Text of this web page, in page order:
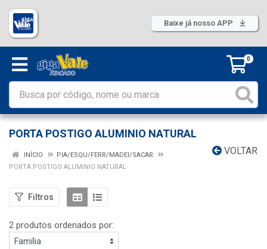
Baixe já nosso APP
0
PORTA POSTIGO ALUMINIO NATURAL
VOLTAR
INÍCIO
PIA/ESQU/FERR/MADEI/SACAR
PORTA POSTIGO ALUMINIO NATURAL
Filtros
2 produtos ordenados por: